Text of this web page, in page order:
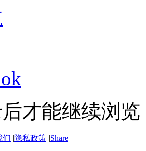
才能继续浏览
们 |隐私政策 |Share